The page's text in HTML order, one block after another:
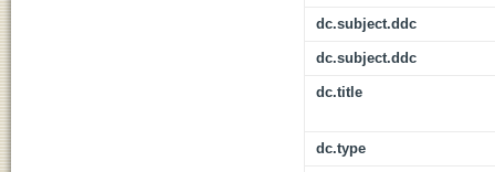
dc.subject.ddc
dc.subject.ddc
dc.title
dc.type